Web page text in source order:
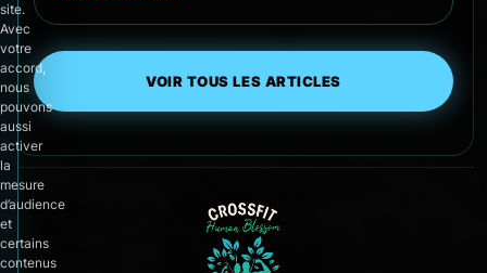
VOIR TOUS LES ARTICLES
site.
Avec
votre
accord,
nous
pouvons
aussi
activer
la
mesure
d’audience
et
certains
contenus